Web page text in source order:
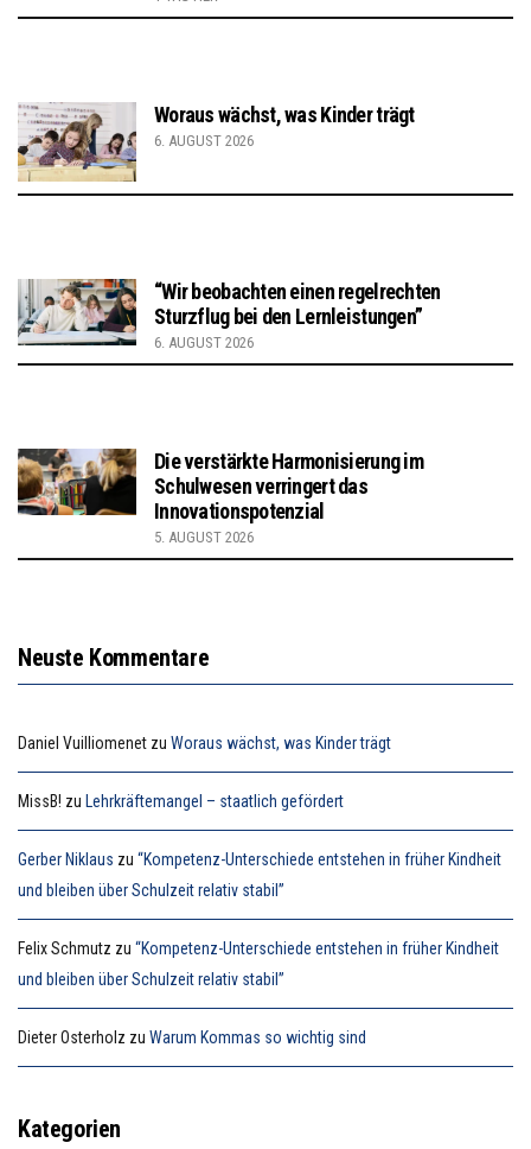
Woraus wächst, was Kinder trägt
6. AUGUST 2026
“Wir beobachten einen regelrechten
Sturzflug bei den Lernleistungen”
6. AUGUST 2026
Die verstärkte Harmonisierung im
Schulwesen verringert das
Innovationspotenzial
5. AUGUST 2026
Neuste Kommentare
Daniel Vuilliomenet zu Woraus wächst, was Kinder trägt
MissB! zu Lehrkräftemangel – staatlich gefördert
Gerber Niklaus zu “Kompetenz-Unterschiede entstehen in früher Kindheit
und bleiben über Schulzeit relativ stabil”
Felix Schmutz zu “Kompetenz-Unterschiede entstehen in früher Kindheit
und bleiben über Schulzeit relativ stabil”
Dieter Osterholz zu Warum Kommas so wichtig sind
Kategorien